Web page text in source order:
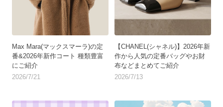
Max Mara(マックスマーラ)の定
番&2026年新作コート 種類豊富
にご紹介
2026/7/21
【CHANEL(シャネル)】2026年新
作から人気の定番バッグやお財
布などまとめてご紹介
2026/7/13